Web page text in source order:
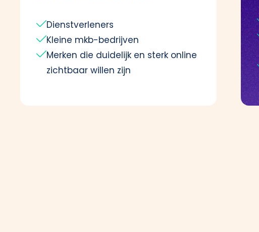
Dienstverleners
Kleine mkb-bedrijven
Merken die duidelijk en sterk online
zichtbaar willen zijn